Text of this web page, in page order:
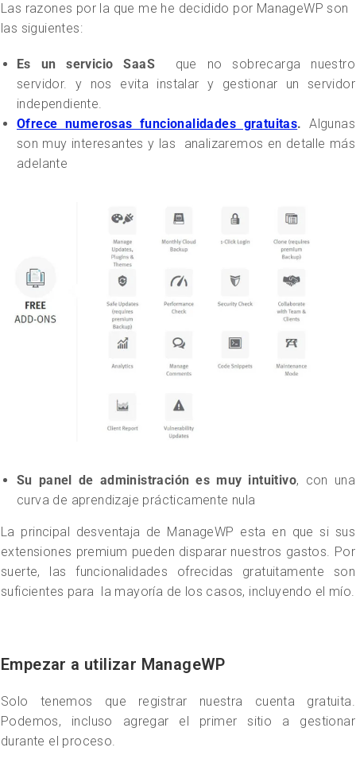
Las razones por la que me he decidido por ManageWP son
las siguientes:
Es un servicio SaaSque no sobrecarga nuestro
servidor. y nos evita instalar y gestionar un servidor
independiente.
Ofrece numerosas funcionalidades gratuitas. Algunas
son muy interesantes y las analizaremos en detalle más
adelante
Su panel de administración es muy intuitivo, con una
curva de aprendizaje prácticamente nula
La principal desventaja de ManageWP esta en que si sus
extensiones premium pueden disparar nuestros gastos. Por
suerte, las funcionalidades ofrecidas gratuitamente son
suficientes para la mayoría de los casos, incluyendo el mío.
Empezar a utilizar ManageWP
Solo tenemos que registrar nuestra cuenta gratuita.
Podemos, incluso agregar el primer sitio a gestionar
durante el proceso.